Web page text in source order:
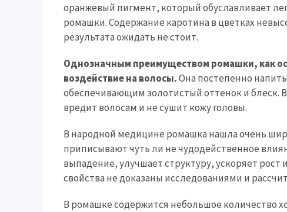
оранжевый пигмент, который обуславливает
ромашки. Содержание каротина в цветках
результата ожидать не стоит.
Однозначным преимуществом ромашки, как
воздействие на волосы.Она постепенно
обеспечивающим золотистый оттенок и блеск.
вредит волосам и не сушит кожу головы.
В народной медицине ромашка нашла очень
приписывают чуть ли не чудодейственное
выпадение, улучшает структуру, ускоряет рост
свойства не доказаны исследованиями и
В ромашке содержится небольшое количество